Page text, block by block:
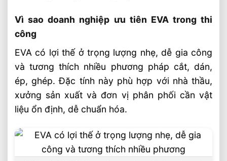
Vì sao doanh nghiệp ưu tiên EVA trong thi
công
EVA có lợi thế ở trọng lượng nhẹ, dễ gia công
và tương thích nhiều phương pháp cắt, dán,
ép, ghép. Đặc tính này phù hợp với nhà thầu,
xưởng sản xuất và đơn vị phân phối cần vật
liệu ổn định, dễ chuẩn hóa.